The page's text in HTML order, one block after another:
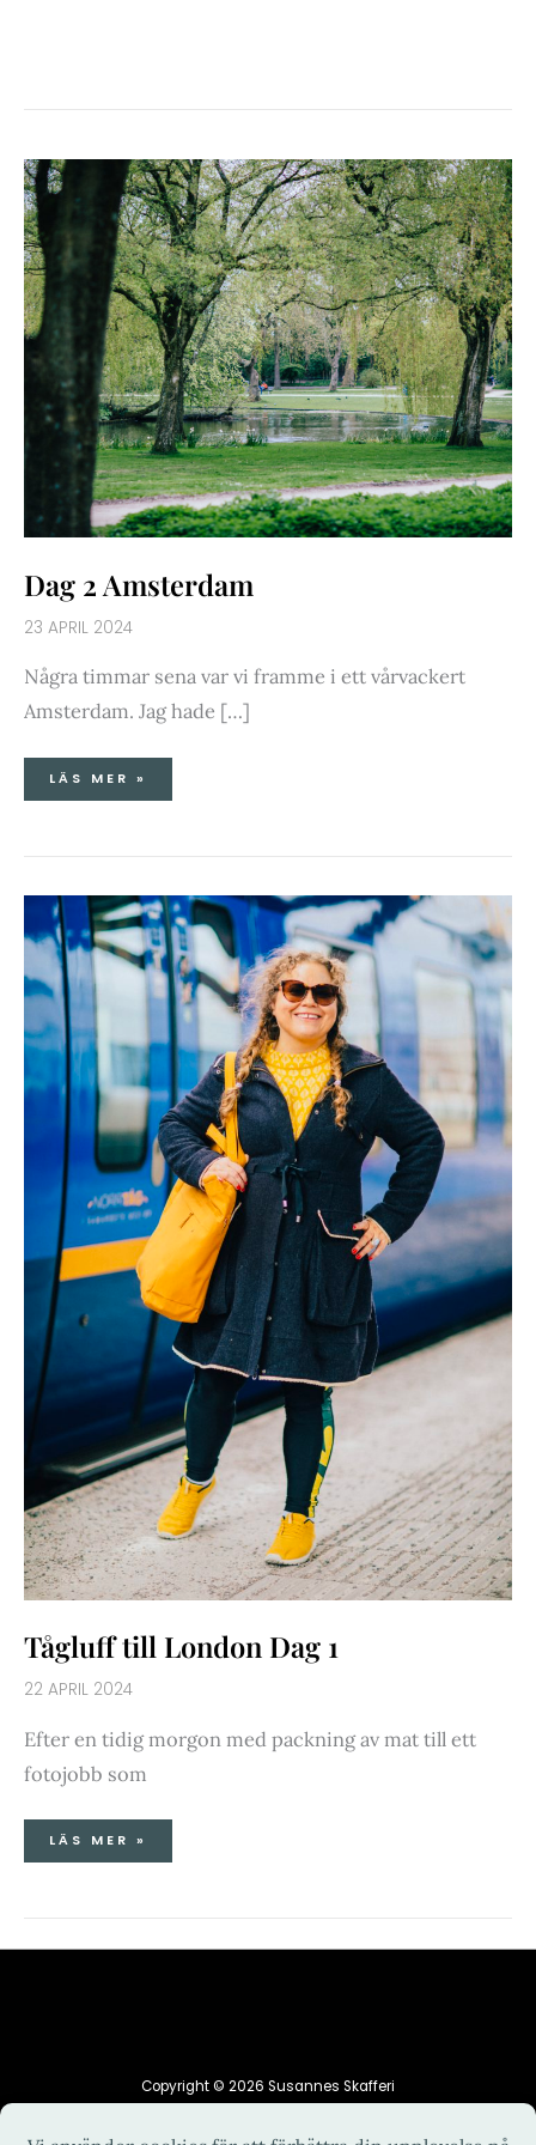
Dag 2 Amsterdam
23 APRIL 2024
Några timmar sena var vi framme i ett vårvackert
Amsterdam. Jag hade […]
DAG
2
AMSTERDAM
LÄS MER »
Tågluff till London Dag 1
22 APRIL 2024
Efter en tidig morgon med packning av mat till ett
fotojobb som
TÅGLUFF
TILL
LONDON
DAG
1
LÄS MER »
Copyright © 2026 Susannes Skafferi